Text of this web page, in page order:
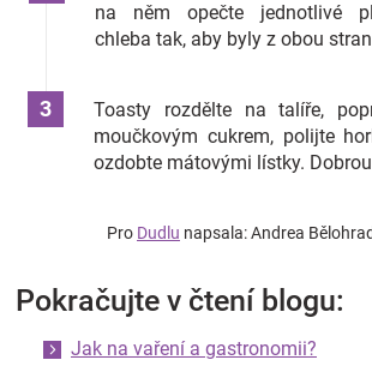
na něm opečte jednotlivé
chleba tak, aby byly z obou
Toasty rozdělte na talíře,
moučkovým cukrem, polijte
ozdobte mátovými lístky.
Pro Dudlu napsala: Andrea
Pokračujte v čtení blogu:
Jak na vaření a gastronomii?